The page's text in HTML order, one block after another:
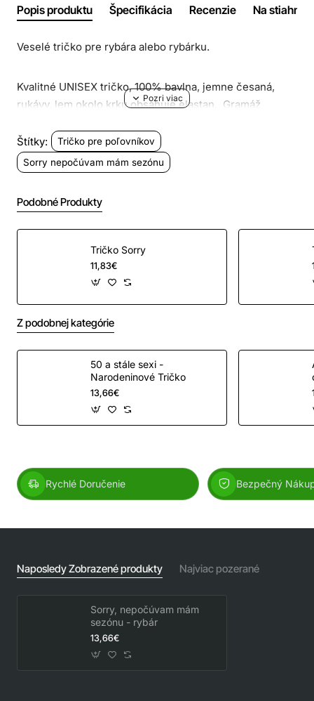
Popis produktu Špecifikácia Recenzie Na
Veselé tričko pre rybára alebo rybárku.
Kvalitné UNISEX tričko, 100% bavlna, jemne česaná,
rukávy, lem okolo krku obsahuje elastan. Gramáž
Bavlnený materiál zabezpečuje príjemné nosenie. Trup
zabezpečená jeho tvarová stálosť. Výborný pomer
kvality a ceny.
Veľkostná tabuľka:
Štítky:
Tričko pre poľovníkov
Sorry nepočúvam mám sezónu
Podobné Produkty
Tričko Sorry
11,83€
Z podobnej kategórie
50 a stále sexi -
Narodeninové Tričko
13,66€
Rychlé Doručenie Bezpečný
Naposledy Zobrazené produkty Najviac pozerané
Sorry, nepočúvam mám
sezónu - rybár
13,66€